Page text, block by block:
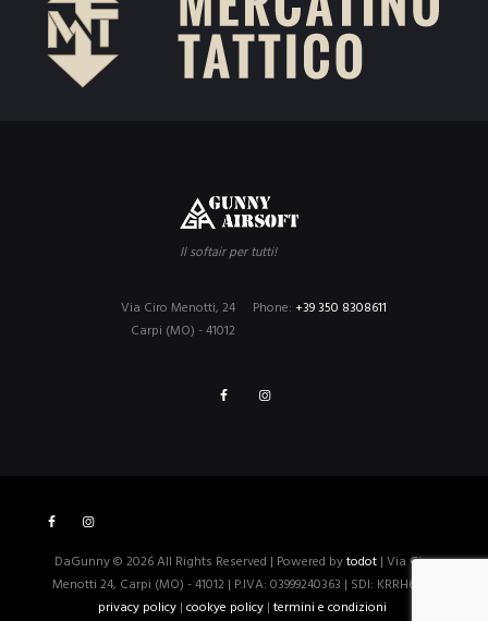
Il softair per tutti!
Phone: +39 350 8308611
Via Ciro Menotti, 24
Carpi (MO) - 41012
DaGunny © 2026 All Rights Reserved | Powered bytodot| Via Ciro
Menotti 24, Carpi (MO) - 41012 | P.IVA: 03999240363 | SDI: KRRH6B9 |
privacy policy| cookye policy| termini e condizioni